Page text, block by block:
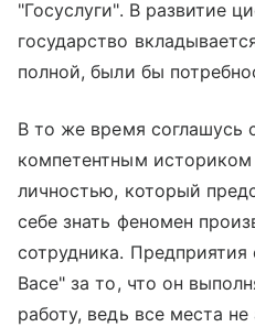
"Госуслуги". В развитие
государство
полной, были бы
В то же время соглашусь
компетентным историком
личностью, который
себе знать феномен
сотрудника. Предприятия
Васе" за то, что он
работу, ведь все места